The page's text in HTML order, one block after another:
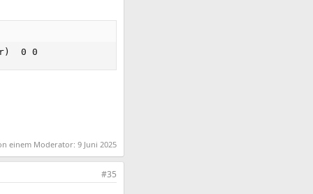
)
  0 0
einem Moderator: 9 Juni 2025
#35